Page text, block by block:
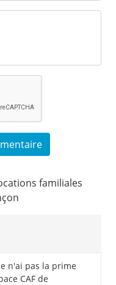
familiales
n'ai pas la prime
CAF de